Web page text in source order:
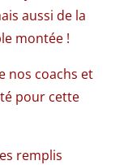
aussi de la
montée !
nos coachs et
pour cette
remplis